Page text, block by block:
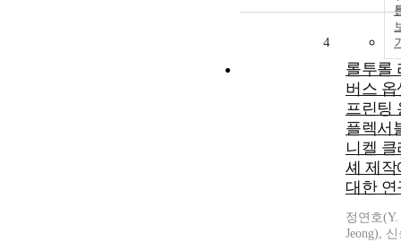
4
롤투롤
버스 옵
프린팅
플렉서
니켈 클
셰 제작
대한 연
정연호(Y.
Jeong),